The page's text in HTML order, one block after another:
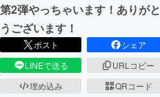
第2弾やっちゃいます！ありがと
うございます！
ポスト
シェア
LINEで送る
URLコピー
埋め込み
QRコード